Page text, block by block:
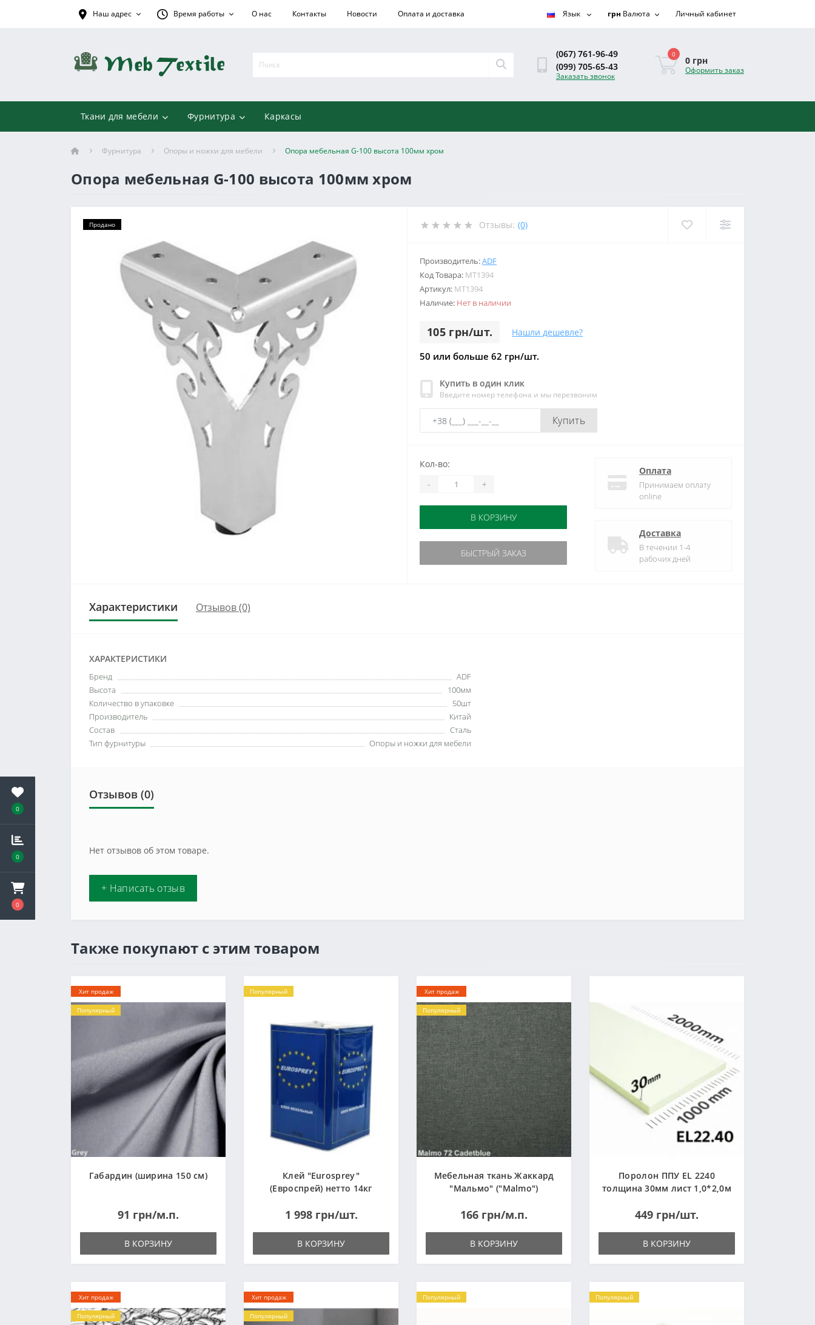
0
0
0
Наш адрес Время работы О нас Контакты Новости Оплата и доставка Язык грн Валюта Личный кабинет
(067) 761-96-49
(099) 705-65-43
Заказать звонок
0
0 грн
Оформить заказ
Ткани для мебели Фурнитура Каркасы
Фурнитура Опоры и ножки для мебели Опора мебельная G-100 высота 100мм хром
Опора мебельная G-100 высота 100мм хром
Продано Отзывы: (0)
Производитель:ADF
Код Товара: МТ1394
Артикул: МТ1394
Наличие: Нет в наличии
105 грн/шт. Нашли дешевле?
50 или больше 62 грн/шт.
Купить в один клик
Введите номер телефона и мы перезвоним
Купить
Кол-во:
- +
В КОРЗИНУ
БЫСТРЫЙ ЗАКАЗ
Оплата
Принимаем оплату
online
Доставка
В течении 1-4
рабочих дней
Характеристики Отзывов (0)
ХАРАКТЕРИСТИКИ
Бренд
ADF
Высота
100мм
Количество в упаковке
50шт
Производитель
Китай
Состав
Сталь
Тип фурнитуры
Опоры и ножки для мебели
Отзывов (0)
Нет отзывов об этом товаре.
+ Написать отзыв
Также покупают с этим товаром
Хит продаж
Популярный
Габардин (ширина 150 см)
91 грн/м.п.
В КОРЗИНУ
Популярный
Клей "Eurosprey"
(Евроспрей) нетто 14кг
1 998 грн/шт.
В КОРЗИНУ
Хит продаж
Популярный
Мебельная ткань Жаккард
"Мальмо" ("Malmo")
166 грн/м.п.
В КОРЗИНУ
Поролон ППУ EL 2240
толщина 30мм лист 1,0*2,0м
449 грн/шт.
В КОРЗИНУ
Хит продаж
Популярный
Хит продаж
Популярный
Популярный Популярный